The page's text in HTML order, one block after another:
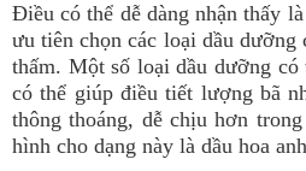
Điều có thể dễ dàng nhận thấy
ưu tiên chọn các loại dầu dưỡng
thấm. Một số loại dầu dưỡng
có thể giúp điều tiết lượng bã
thông thoáng, dễ chịu hơn
hình cho dạng này là dầu hoa